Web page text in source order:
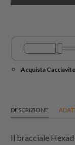
Acquista Cacciavite
DESCRIZIONE
Il bracciale Hexad